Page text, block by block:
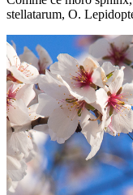
stellatarum, O.